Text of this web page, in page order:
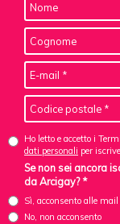
Ho letto e accetto i
dati personali per
Se non sei ancora
da Arcigay? *
Sì, acconsento alle
No, non acconsento